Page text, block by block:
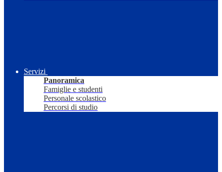
Servizi
Panoramica
Famiglie e studenti
Personale scolastico
Percorsi di studio